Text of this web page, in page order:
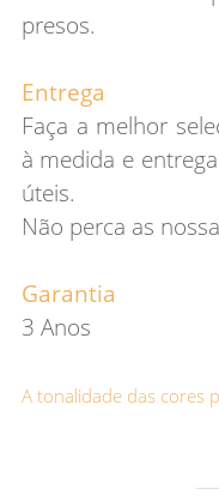
presos.
Entrega
Faça a melhor
à medida e
úteis.
Não perca as
Garantia
3 Anos
A tonalidade das cores